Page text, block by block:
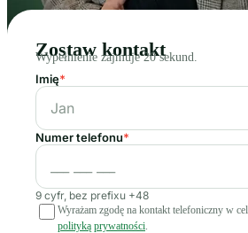
Zostaw kontakt
Wypełnienie zajmuje 20 sekund.
Imię*
Numer telefonu*
9 cyfr, bez prefixu +48
Wyrażam zgodę na kontakt telefoniczny w
polityką prywatności.